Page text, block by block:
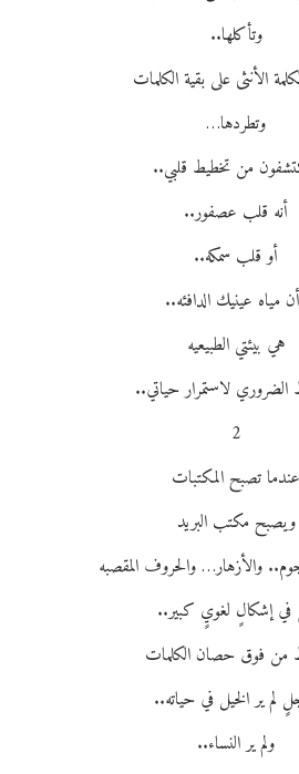
وتأكلها..
الأنثى على بقية الكلمات
وتطردها…
من تخطيط قلبي..
أنه قلب عصفور..
أو قلب سمكه..
مياه عينيك الدافئه..
هي بيئتي الطبيعيه
الضروري لاستمرار حياتي..
2
عندما تصبح المكتبات
ويصبح مكتب البريد
والأزهار… والحروف المقصبه
في إشكالٍ لغويٍ كبير..
من فوق حصان الكلمات
لم ير الخيل في حياته..
ولم ير النساء..